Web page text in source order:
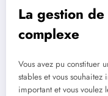
La gestion
complexe
Vous avez pu constituer
stables et vous
important et vous